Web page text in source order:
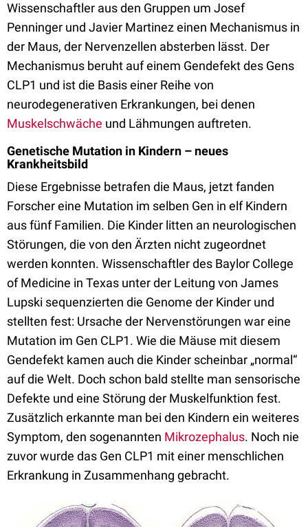
Wissenschaftler aus den Gruppen um Josef
Penninger und Javier Martinez einen Mechanismus in
der Maus, der Nervenzellen absterben lässt. Der
Mechanismus beruht auf einem Gendefekt des Gens
CLP1 und ist die Basis einer Reihe von
neurodegenerativen Erkrankungen, bei denen
Muskelschwäche und Lähmungen auftreten.
Genetische Mutation in Kindern – neues
Krankheitsbild
Diese Ergebnisse betrafen die Maus, jetzt fanden
Forscher eine Mutation im selben Gen in elf Kindern
aus fünf Familien. Die Kinder litten an neurologischen
Störungen, die von den Ärzten nicht zugeordnet
werden konnten. Wissenschaftler des Baylor College
of Medicine in Texas unter der Leitung von James
Lupski sequenzierten die Genome der Kinder und
stellten fest: Ursache der Nervenstörungen war eine
Mutation im Gen CLP1. Wie die Mäuse mit diesem
Gendefekt kamen auch die Kinder scheinbar „normal“
auf die Welt. Doch schon bald stellte man sensorische
Defekte und eine Störung der Muskelfunktion fest.
Zusätzlich erkannte man bei den Kindern ein weiteres
Symptom, den sogenannten Mikrozephalus. Noch nie
zuvor wurde das Gen CLP1 mit einer menschlichen
Erkrankung in Zusammenhang gebracht.